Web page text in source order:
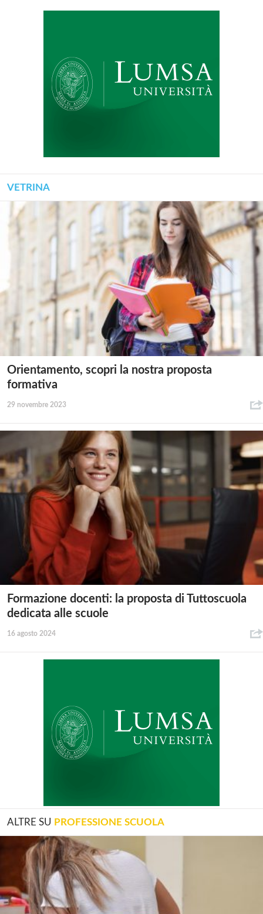
VETRINA
Orientamento, scopri la nostra proposta
formativa
29 novembre 2023
Formazione docenti: la proposta di Tuttoscuola
dedicata alle scuole
16 agosto 2024
ALTRE SU PROFESSIONE SCUOLA